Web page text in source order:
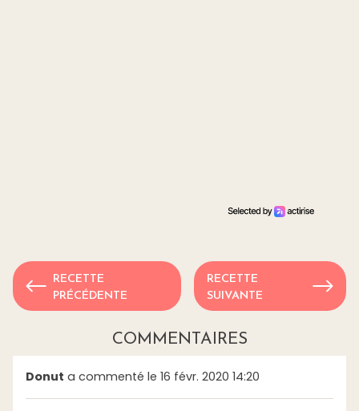
RECETTE
PRÉCÉDENTE
RECETTE
SUIVANTE
COMMENTAIRES
Donut a commenté le 16 févr. 2020 14:20